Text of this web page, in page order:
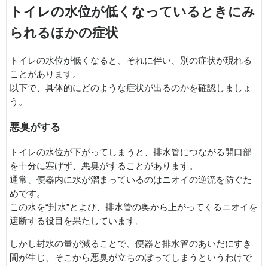
トイレの水位が低くなっているときにみ
られるほかの症状
トイレの水位が低くなると、それに伴い、別の症状が現れる
ことがあります。
以下で、具体的にどのような症状が出るのかを確認しましょ
う。
悪臭がする
トイレの水位が下がってしまうと、排水管につながる開口部
を十分に塞げず、悪臭がすることがあります。
通常、便器内に水が溜まっているのはニオイの逆流を防ぐた
めです。
この水を“封水”とよび、排水管の奥から上がってくるニオイを
遮断する役目を果たしています。
しかし封水の量が減ることで、便器と排水管のあいだにすき
間が生じ、そこから悪臭が立ちのぼってしまうというわけで